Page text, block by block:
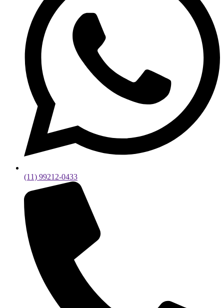
(11) 99212-0433